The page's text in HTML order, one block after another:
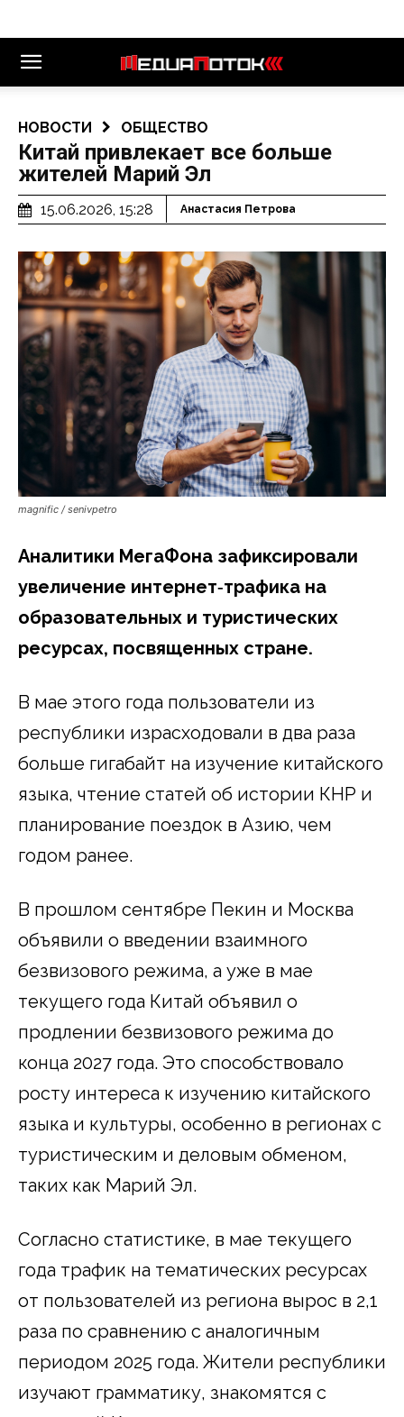
НОВОСТИ ОБЩЕСТВО
Китай привлекает все больше
жителей Марий Эл
15.06.2026, 15:28 Анастасия Петрова
magnific / senivpetro
Аналитики МегаФона зафиксировали
увеличение интернет‑трафика на
образовательных и туристических
ресурсах, посвященных стране.
В мае этого года пользователи из
республики израсходовали в два раза
больше гигабайт на изучение китайского
языка, чтение статей об истории КНР и
планирование поездок в Азию, чем
годом ранее.
В прошлом сентябре Пекин и Москва
объявили о введении взаимного
безвизового режима, а уже в мае
текущего года Китай объявил о
продлении безвизового режима до
конца 2027 года. Это способствовало
росту интереса к изучению китайского
языка и культуры, особенно в регионах с
туристическим и деловым обменом,
таких как Марий Эл.
Согласно статистике, в мае текущего
года трафик на тематических ресурсах
от пользователей из региона вырос в 2,1
раза по сравнению с аналогичным
периодом 2025 года. Жители республики
изучают грамматику, знакомятся с